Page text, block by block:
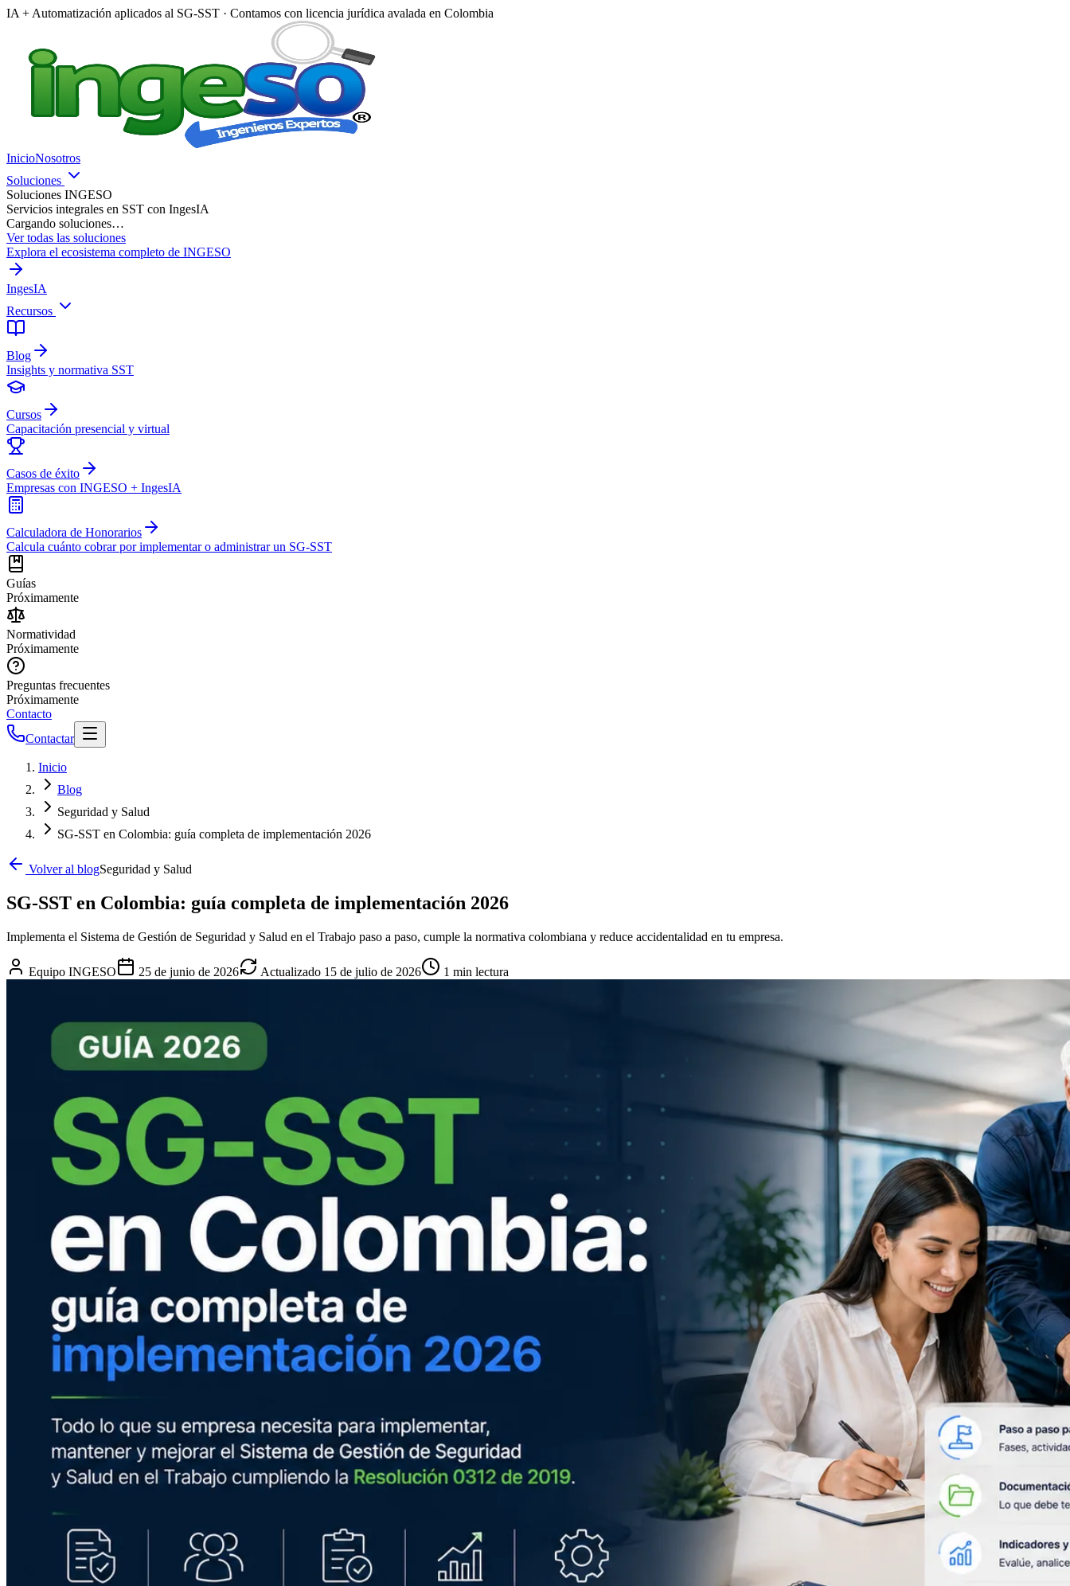
IA + Automatización aplicados al SG-SST · Contamos con licencia jurídica avalada en Colombia
InicioNosotros
Soluciones
Soluciones INGESO
Servicios integrales en SST con IngesIA
Cargando soluciones…
Ver todas las soluciones
Explora el ecosistema completo de INGESO
IngesIA
Recursos
Blog
Insights y normativa SST
Cursos
Capacitación presencial y virtual
Casos de éxito
Empresas con INGESO + IngesIA
Calculadora de Honorarios
Calcula cuánto cobrar por implementar o administrar un SG-SST
Guías
Próximamente
Normatividad
Próximamente
Preguntas frecuentes
Próximamente
Contacto
Contactar
Inicio
Blog
Seguridad y Salud
SG-SST en Colombia: guía completa de implementación 2026
Volver al blogSeguridad y Salud
SG-SST en Colombia: guía completa de implementación 2026
Implementa el Sistema de Gestión de Seguridad y Salud en el Trabajo paso a paso, cumple la normativa colombiana y reduce accidentalidad en tu empresa.
Equipo INGESO 25 de junio de 2026 Actualizado 15 de julio de 2026 1 min lectura